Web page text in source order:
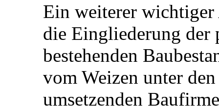
Ein weiterer
die Eingliederung der
bestehenden
vom Weizen unter
umsetzenden